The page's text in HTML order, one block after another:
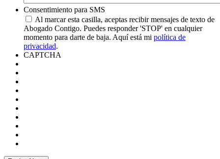
Consentimiento para SMS
Al marcar esta casilla, aceptas recibir mensajes de texto de
Abogado Contigo. Puedes responder 'STOP' en cualquier
momento para darte de baja. Aquí está mi política de
privacidad.
CAPTCHA